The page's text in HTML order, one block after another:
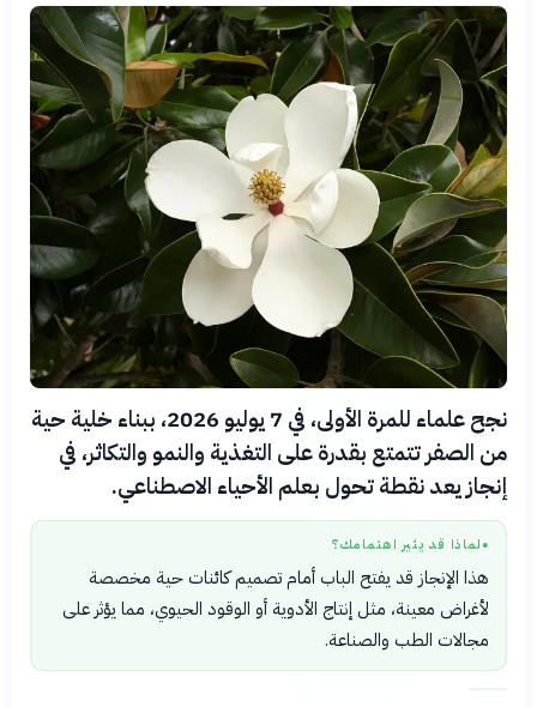
نجح علماء للمرة الأولى، في 7 يوليو 2026، ببناء خلية حية
من الصفر تتمتع بقدرة على التغذية والنمو والتكاثر، في
إنجاز يعد نقطة تحول بعلم الأحياء الاصطناعي.
● لماذا قد يثير اهتمامك؟
هذا الإنجاز قد يفتح الباب أمام تصميم كائنات حية مخصصة
لأغراض معينة، مثل إنتاج الأدوية أو الوقود الحيوي، مما يؤثر على
مجالات الطب والصناعة.